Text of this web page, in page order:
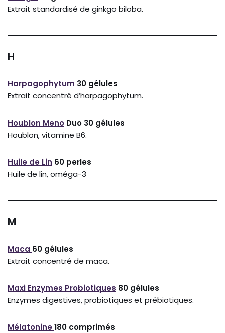
Extrait standardisé de ginkgo biloba.
H
Harpagophytum 30 gélules
Extrait concentré d’harpagophytum.
Houblon Meno Duo 30 gélules
Houblon, vitamine B6.
Huile de Lin 60 perles
Huile de lin, oméga-3
M
Maca 60 gélules
Extrait concentré de maca.
Maxi Enzymes Probiotiques 80 gélules
Enzymes digestives, probiotiques et prébiotiques.
Mélatonine180 comprimés